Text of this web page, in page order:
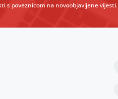
s poveznicom na novoobjavljene vijesti.